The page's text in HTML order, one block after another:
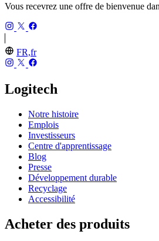
Vous recevrez une offre de bienvenue
FR,fr
Logitech
Notre histoire
Emplois
Investisseurs
Centre d'apprentissage
Blog
Presse
Développement durable
Recyclage
Accessibilité
Acheter des produits